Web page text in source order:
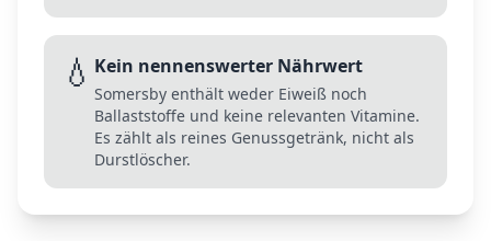
💧 Kein nennenswerter Nährwert
Somersby enthält weder Eiweiß noch
Ballaststoffe und keine relevanten Vitamine.
Es zählt als reines Genussgetränk, nicht als
Durstlöscher.